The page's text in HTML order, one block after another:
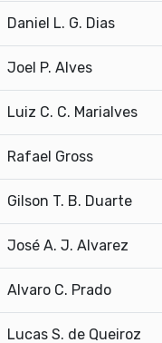
Daniel L. G. Dias
Joel P. Alves
Luiz C. C. Marialves
Rafael Gross
Gilson T. B. Duarte
José A. J. Alvarez
Alvaro C. Prado
Lucas S. de Queiroz